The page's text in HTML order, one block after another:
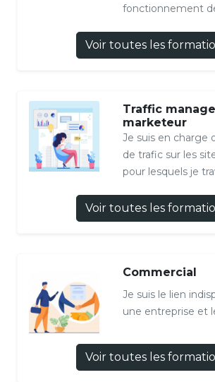
fonctionnement
Voir toutes les
Traffic
marketeur
Je suis en charge
de trafic sur les
pour lesquels je
Voir toutes les
Commercial
Je suis le lien
une entreprise et
Voir toutes les